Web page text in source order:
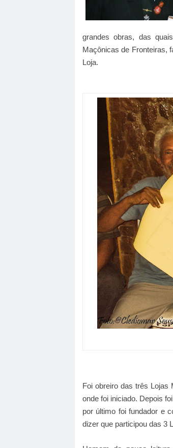
grandes obras, das
Maçônicas de Fronteiras,
Loja.
Foi obreiro das três Lojas
onde foi iniciado. Depois
por último foi fundador e
dizer que participou das 3